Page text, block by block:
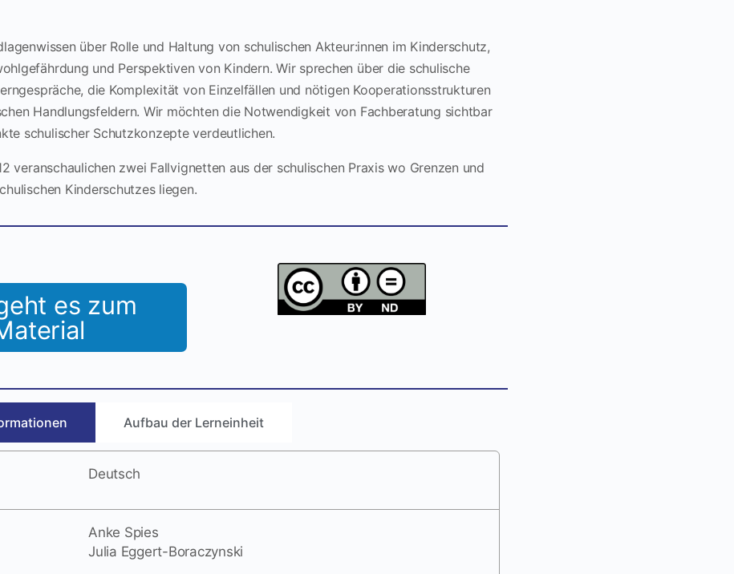
über Rolle und Haltung von schulischen Akteur:innen im Kinderschutz,
und Perspektiven von Kindern. Wir sprechen über die schulische
die Komplexität von Einzelfällen und nötigen Kooperationsstrukturen
Handlungsfeldern. Wir möchten die Notwendigkeit von Fachberatung sichtbar
schulischer Schutzkonzepte verdeutlichen.
veranschaulichen zwei Fallvignetten aus der schulischen Praxis wo Grenzen und
Kinderschutzes liegen.
es zum
Aufbau der Lerneinheit
Deutsch
Anke Spies
Julia Eggert-Boraczynski